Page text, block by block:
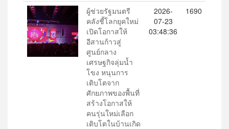
ผู้ช่วยรัฐมนตรี
คลังชี้โลกยุคใหม่
เปิดโอกาสให้
อีสานก้าวสู่
ศูนย์กลาง
เศรษฐกิจลุ่มน้ำ
โขง หนุนการ
เติบโตจาก
ศักยภาพของพื้นที่
สร้างโอกาสให้
คนรุ่นใหม่เลือก
เติบโตในบ้านเกิด
2026-
07-23
03:48:36
1690